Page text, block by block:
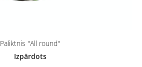
Paliktnis "All round"
Izpārdots